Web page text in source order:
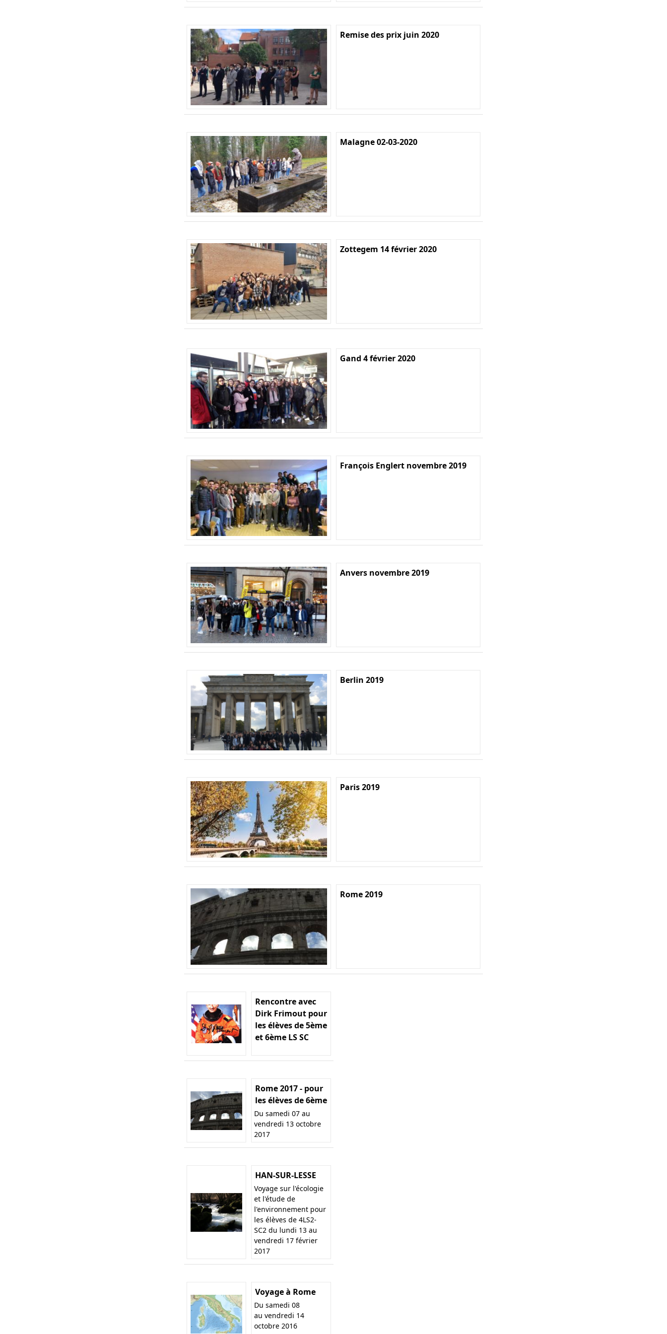
Remise des prix juin 2020
Malagne 02-03-2020
Zottegem 14 février 2020
Gand 4 février 2020
François Englert novembre 2019
Anvers novembre 2019
Berlin 2019
Paris 2019
Rome 2019
Rencontre avec
Dirk Frimout pour
les élèves de 5ème
et 6ème LS SC
Rome 2017 - pour
les élèves de 6ème
Du samedi 07 au
vendredi 13 octobre
2017
HAN-SUR-LESSE
Voyage sur l'écologie
et l'étude de
l'environnement pour
les élèves de 4LS2-
SC2 du lundi 13 au
vendredi 17 février
2017
Voyage à Rome
Du samedi 08
au vendredi 14
octobre 2016